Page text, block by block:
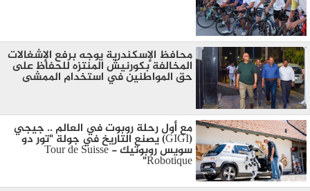
محافظ الإسكندرية يوجه برفع الإشغالات
المخالفة بكورنيش المنتزه للحفاظ على
حق المواطنين في استخدام الممشى
مع أول رحلة روبوت في العالم .. جيجي
(GIGI) يصنع التاريخ في جولة "تور دو
سويس روبوتيك - Tour de Suisse
Robotique"